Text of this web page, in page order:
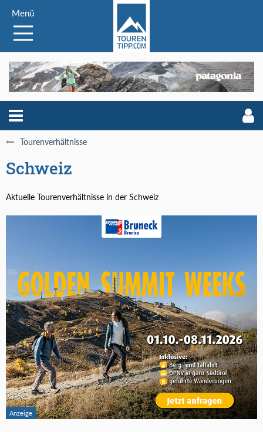
Menü
Tourenverhältnisse
Schweiz
Aktuelle Tourenverhältnisse in der Schweiz